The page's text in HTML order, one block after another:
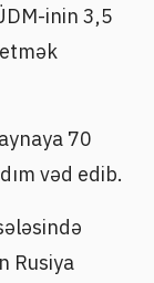
inin 3,5
70
vəd edib.
Rusiya